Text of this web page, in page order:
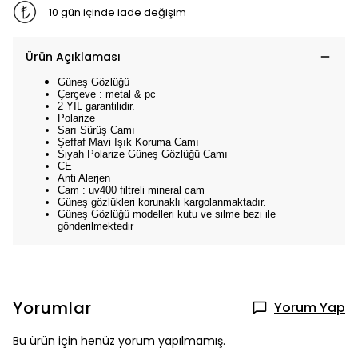
10 gün içinde iade değişim
Ürün Açıklaması
Güneş Gözlüğü
Çerçeve : metal & pc
2 YIL garantilidir.
Polarize
Sarı Sürüş Camı
Şeffaf Mavi Işık Koruma Camı
Siyah Polarize Güneş Gözlüğü Camı
CE
Anti Alerjen
Cam : uv400 filtreli mineral cam
Güneş gözlükleri korunaklı kargolanmaktadır.
Güneş Gözlüğü modelleri kutu ve silme bezi ile
gönderilmektedir
Yorumlar Yorum Yap
Bu ürün için henüz yorum yapılmamış.